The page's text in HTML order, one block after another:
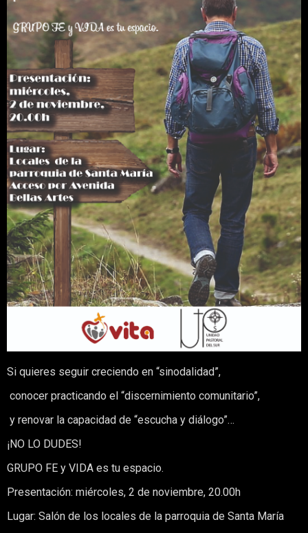
Si quieres seguir creciendo en “sinodalidad”,
conocer practicando el “discernimiento comunitario”,
y renovar la capacidad de “escucha y diálogo”…
¡NO LO DUDES!
GRUPO FE y VIDA es tu espacio.
Presentación: miércoles, 2 de noviembre, 20.00h
Lugar: Salón de los locales de la parroquia de Santa María